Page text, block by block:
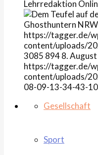
Lehrredaktion
https://tagger.de/
content/uploads/
3085 8948.
https://tagger.de/
content/uploads/
08-09-13-34-43-
Gesellschaft
Sport